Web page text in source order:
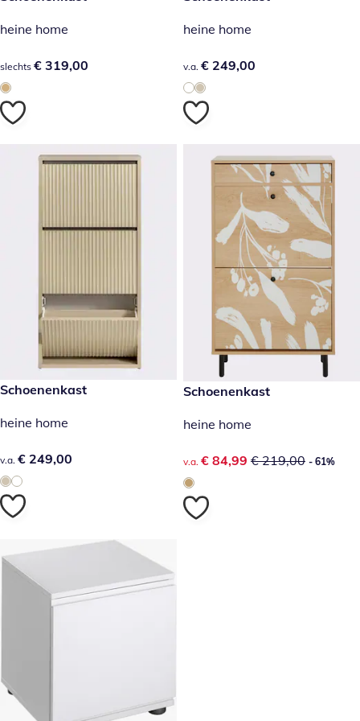
heine home
€ 319,00
slechts € 319,00
heine home
€ 249,00
v.a. € 249,00
€ 249,00
Schoenenkast
heine home
€ 249,00
v.a. € 249,00
kortingsprijs: € 84,99, vorige
- 61%
Schoenenkast
heine home
kortingsprijs: € 84,99, vorige
v.a. € 84,99 € 219,00 - 61%